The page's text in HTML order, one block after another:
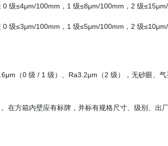
级≤4μm/100mm，1 级≤8μm/100mm，2 级≤15μm/
级≤3μm/100mm，1 级≤5μm/100mm，2 级≤10μm/
（0 级 / 1 级）、Ra3.2μm（2 级），无砂眼、
在方箱内壁应有标牌，并标有规格尺寸、级别、出